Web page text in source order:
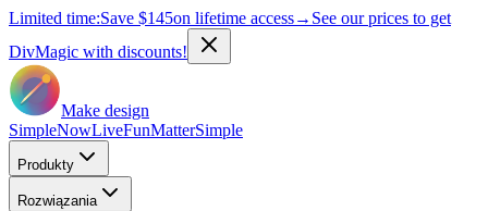
Limited time:Save $145on lifetime access→ See our prices to get
DivMagic with discounts!
Make design
SimpleNowLiveFunMatterSimple
Produkty
Rozwiązania